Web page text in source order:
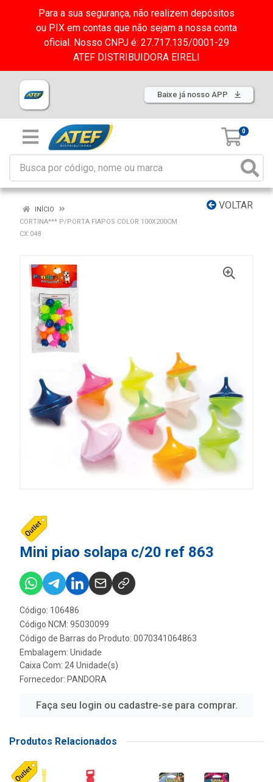
Para a sua segurança, não realizem depósitos
ou PIX em contas que não sejam a nossa conta
oficial. Nosso CNPJ é: 27.717.135/0001-29
ATEF DISTRIBUIDORA EIRELI
Baixe já nosso APP
0
VOLTAR
INÍCIO
CORTINA*** P/PORTA FIAPOS COLOR 100X200CM
CX:048
Mini piao solapa c/20 ref 863
Código: 106486
Código NCM: 95030099
Código de Barras do Produto: 0070341064863
Embalagem: Unidade
Caixa Com: 24 Unidade(s)
Fornecedor: PANDORA
Faça seu login ou cadastre-se para comprar.
Produtos Relacionados